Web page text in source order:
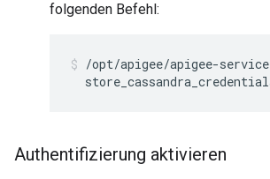
folgenden Befehl:
/opt/apigee/apigee-
Authentifizierung aktivieren